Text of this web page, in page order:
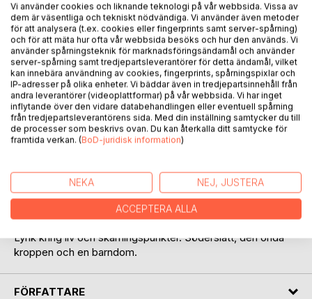
LÄGG I KUNDVAGNEN
Lägg till i kom-ihåglista
Recensera titel
BESKRIVNING
Lyrik kring liv och skärningspunkter. Söderslätt, den onda
kroppen och en barndom.
FÖRFATTARE
Vi använder cookies och liknande teknologi på vår webbsida. Vissa av
dem är väsentliga och tekniskt nödvändiga. Vi använder även metoder
för att analysera (t.ex. cookies eller fingerprints samt server-spårning)
och för att mäta hur ofta vår webbsida besöks och hur den används. Vi
använder spårningsteknik för marknadsföringsändamål och använder
server-spårning samt tredjepartsleverantörer för detta ändamål, vilket
kan innebära användning av cookies, fingerprints, spårningspixlar och
IP-adresser på olika enheter. Vi bäddar även in tredjepartsinnehåll från
andra leverantörer (videoplattformar) på vår webbsida. Vi har inget
inflytande över den vidare databehandlingen eller eventuell spårning
från tredjepartsleverantörens sida. Med din inställning samtycker du till
de processer som beskrivs ovan. Du kan återkalla ditt samtycke för
framtida verkan. (BoD-juridisk information)
NEKA NEJ, JUSTERA
ACCEPTERA ALLA